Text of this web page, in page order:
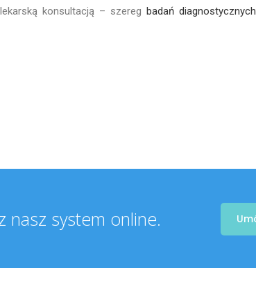
konsultacją – szeregbadań diagnostycznych
nasz system online.